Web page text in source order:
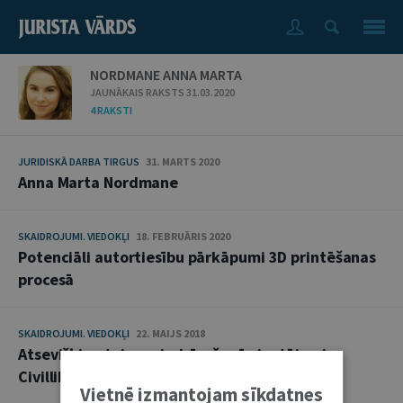
NORDMANE ANNA MARTA
JAUNĀKAIS RAKSTS 31.03.2020
4 RAKSTI
JURIDISKĀ DARBA TIRGUS 31. MARTS 2020
Anna Marta Nordmane
SKAIDROJUMI. VIEDOKĻI 18. FEBRUĀRIS 2020
Potenciāli autortiesību pārkāpumi 3D printēšanas
procesā
SKAIDROJUMI. VIEDOKĻI 22. MAIJS 2018
Atsevišķi netaisnas iedzīvošanās jautājumi
Civillikumā
Vietnē izmantojam sīkdatnes